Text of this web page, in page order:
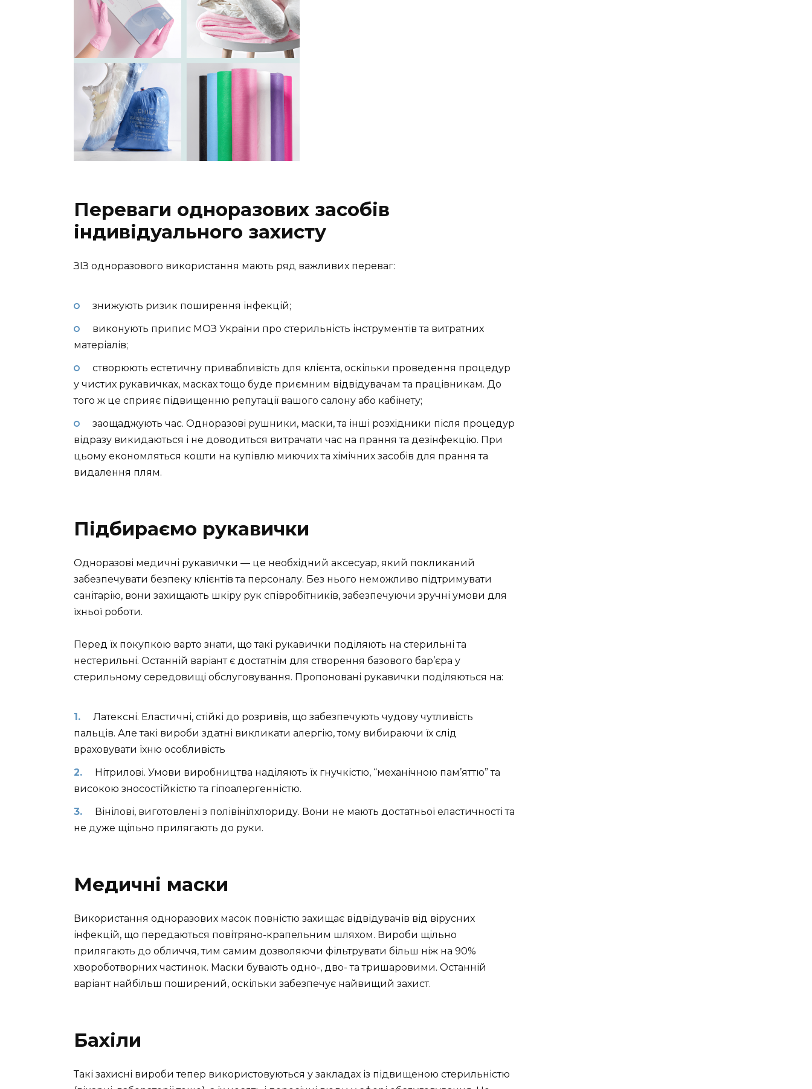
Переваги одноразових засобів
індивідуального захисту
ЗІЗ одноразового використання мають ряд важливих переваг:
знижують ризик поширення інфекцій;
виконують припис МОЗ України про стерильність інструментів та витратних
матеріалів;
створюють естетичну привабливість для клієнта, оскільки проведення процедур
у чистих рукавичках, масках тощо буде приємним відвідувачам та працівникам. До
того ж це сприяє підвищенню репутації вашого салону або кабінету;
заощаджують час. Одноразові рушники, маски, та інші розхідники після процедур
відразу викидаються і не доводиться витрачати час на прання та дезінфекцію. При
цьому економляться кошти на купівлю миючих та хімічних засобів для прання та
видалення плям.
Підбираємо рукавички
Одноразові медичні рукавички — це необхідний аксесуар, який покликаний
забезпечувати безпеку клієнтів та персоналу. Без нього неможливо підтримувати
санітарію, вони захищають шкіру рук співробітників, забезпечуючи зручні умови для
їхньої роботи.
Перед їх покупкою варто знати, що такі рукавички поділяють на стерильні та
нестерильні. Останній варіант є достатнім для створення базового бар’єра у
стерильному середовищі обслуговування. Пропоновані рукавички поділяються на:
Латексні. Еластичні, стійкі до розривів, що забезпечують чудову чутливість
пальців. Але такі вироби здатні викликати алергію, тому вибираючи їх слід
враховувати їхню особливість
Нітрилові. Умови виробництва наділяють їх гнучкістю, “механічною пам’яттю” та
високою зносостійкістю та гіпоалергенністю.
Вінілові, виготовлені з полівінілхлориду. Вони не мають достатньої еластичності та
не дуже щільно прилягають до руки.
Медичні маски
Використання одноразових масок повністю захищає відвідувачів від вірусних
інфекцій, що передаються повітряно-крапельним шляхом. Вироби щільно
прилягають до обличчя, тим самим дозволяючи фільтрувати більш ніж на 90%
хвороботворних частинок. Маски бувають одно-, дво- та тришаровими. Останній
варіант найбільш поширений, оскільки забезпечує найвищий захист.
Бахіли
Такі захисні вироби тепер використовуються у закладах із підвищеною стерильністю